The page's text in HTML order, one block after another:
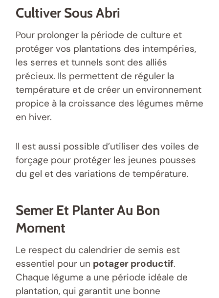
Cultiver Sous Abri
Pour prolonger la période de culture et
protéger vos plantations des intempéries,
les serres et tunnels sont des alliés
précieux. Ils permettent de réguler la
température et de créer un environnement
propice à la croissance des légumes même
en hiver.
Il est aussi possible d’utiliser des voiles de
forçage pour protéger les jeunes pousses
du gel et des variations de température.
Semer Et Planter Au Bon
Moment
Le respect du calendrier de semis est
essentiel pour un potager productif.
Chaque légume a une période idéale de
plantation, qui garantit une bonne